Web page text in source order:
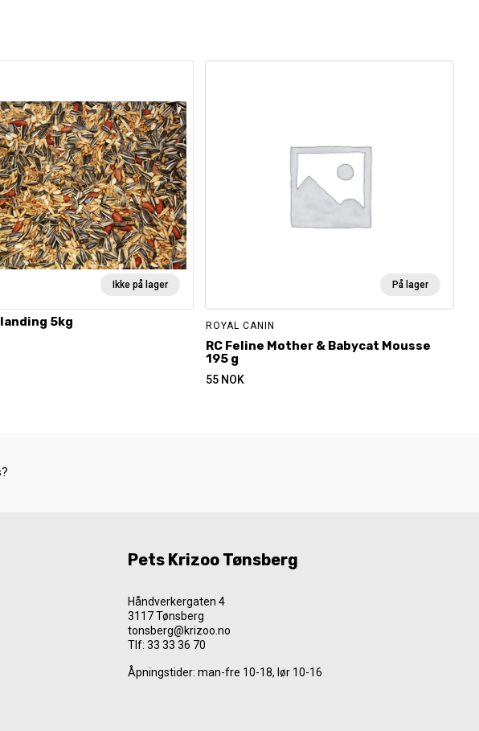
Ikke på lager
5kg
På lager
ROYAL CANIN
RC Feline Mother & Babycat Mousse
195 g
55 NOK
Pets Krizoo Tønsberg
Håndverkergaten 4
3117 Tønsberg
tonsberg@krizoo.no
Tlf: 33 33 36 70
Åpningstider: man-fre 10-18, lør 10-16